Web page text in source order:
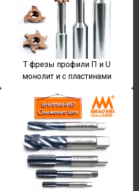
T фрезы профили П и U
монолит и с пластинами